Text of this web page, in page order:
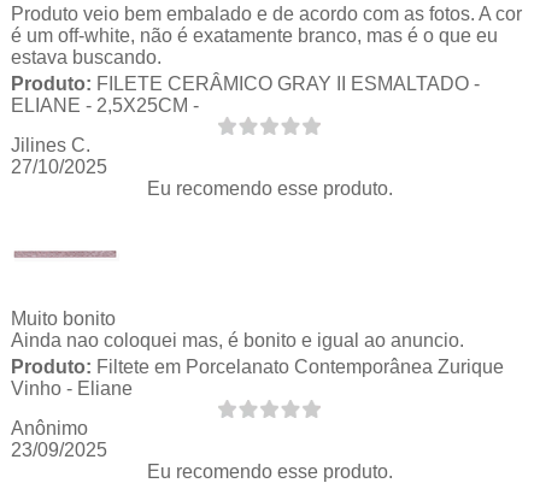
Produto veio bem embalado e de acordo com as fotos. A cor
é um off-white, não é exatamente branco, mas é o que eu
estava buscando.
Produto: FILETE CERÂMICO GRAY II ESMALTADO -
ELIANE - 2,5X25CM -
Jilines C.
27/10/2025
Eu recomendo esse produto.
Muito bonito
Ainda nao coloquei mas, é bonito e igual ao anuncio.
Produto: Filtete em Porcelanato Contemporânea Zurique
Vinho - Eliane
Anônimo
23/09/2025
Eu recomendo esse produto.